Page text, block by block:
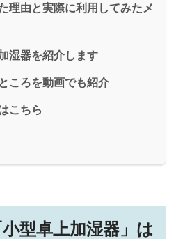
理由と実際に利用してみたメ
湿器を紹介します
ころを動画でも紹介
こちら
型卓上加湿器」は